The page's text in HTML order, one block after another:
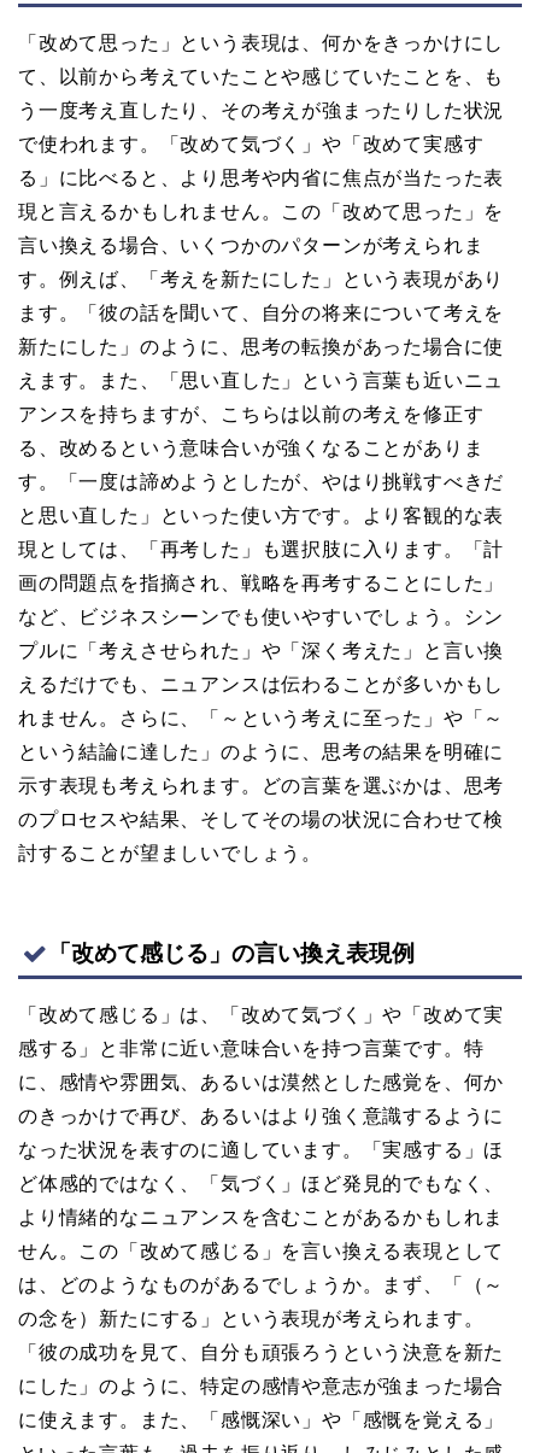
「改めて思った」という表現は、何かをきっかけにし
て、以前から考えていたことや感じていたことを、も
う一度考え直したり、その考えが強まったりした状況
で使われます。「改めて気づく」や「改めて実感す
る」に比べると、より思考や内省に焦点が当たった表
現と言えるかもしれません。この「改めて思った」を
言い換える場合、いくつかのパターンが考えられま
す。例えば、「考えを新たにした」という表現があり
ます。「彼の話を聞いて、自分の将来について考えを
新たにした」のように、思考の転換があった場合に使
えます。また、「思い直した」という言葉も近いニュ
アンスを持ちますが、こちらは以前の考えを修正す
る、改めるという意味合いが強くなることがありま
す。「一度は諦めようとしたが、やはり挑戦すべきだ
と思い直した」といった使い方です。より客観的な表
現としては、「再考した」も選択肢に入ります。「計
画の問題点を指摘され、戦略を再考することにした」
など、ビジネスシーンでも使いやすいでしょう。シン
プルに「考えさせられた」や「深く考えた」と言い換
えるだけでも、ニュアンスは伝わることが多いかもし
れません。さらに、「～という考えに至った」や「～
という結論に達した」のように、思考の結果を明確に
示す表現も考えられます。どの言葉を選ぶかは、思考
のプロセスや結果、そしてその場の状況に合わせて検
討することが望ましいでしょう。
「改めて感じる」の言い換え表現例
「改めて感じる」は、「改めて気づく」や「改めて実
感する」と非常に近い意味合いを持つ言葉です。特
に、感情や雰囲気、あるいは漠然とした感覚を、何か
のきっかけで再び、あるいはより強く意識するように
なった状況を表すのに適しています。「実感する」ほ
ど体感的ではなく、「気づく」ほど発見的でもなく、
より情緒的なニュアンスを含むことがあるかもしれま
せん。この「改めて感じる」を言い換える表現として
は、どのようなものがあるでしょうか。まず、「（～
の念を）新たにする」という表現が考えられます。
「彼の成功を見て、自分も頑張ろうという決意を新た
にした」のように、特定の感情や意志が強まった場合
に使えます。また、「感慨深い」や「感慨を覚える」